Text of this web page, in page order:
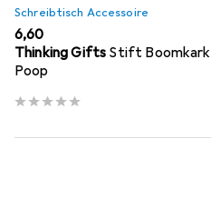
Schreibtisch Accessoire
EUR
6,60
Thinking Gifts Stift
Poop